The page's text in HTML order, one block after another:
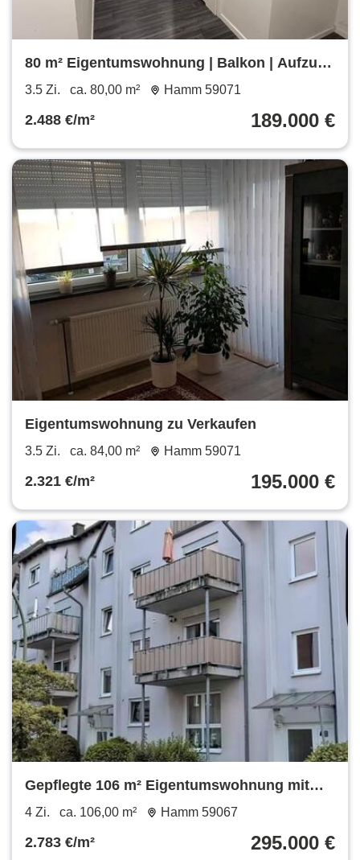
80 m² Eigentumswohnung | Balkon | Aufzug |
Provisionsfrei
3.5 Zi. ca. 80,00 m² Hamm 59071
2.488 €/m² 189.000 €
Eigentumswohnung zu Verkaufen
3.5 Zi. ca. 84,00 m² Hamm 59071
2.321 €/m² 195.000 €
Gepflegte 106 m² Eigentumswohnung mit
Balkon – Hamm 59067
4 Zi. ca. 106,00 m² Hamm 59067
2.783 €/m² 295.000 €